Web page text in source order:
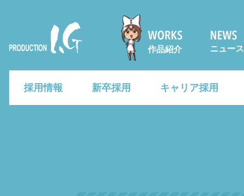
Prod
uctio
作品紹介 ニュース
採用情報 新卒採用 キャリア採用